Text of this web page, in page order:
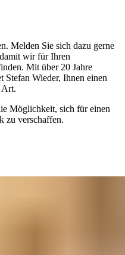
Melden Sie sich dazu gerne
wir für Ihren
Mit über 20 Jahre
Stefan Wieder, Ihnen einen
Art.
Möglichkeit, sich für einen
zu verschaffen.